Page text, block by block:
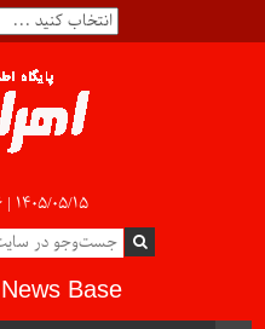
| ۱۴۰۵/۰۵/۱۵
Base